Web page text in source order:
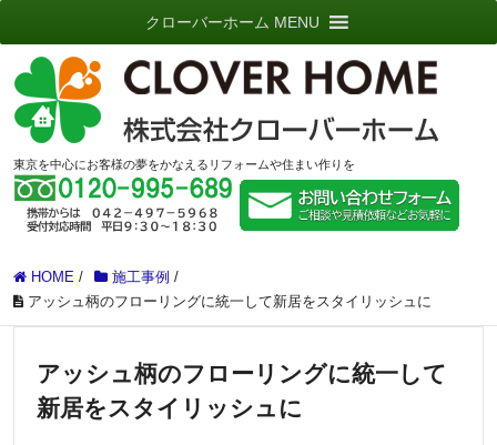
東京を中心にお客様の夢をかなえるリフォームや住まい作りを
クローバーホーム MENU
HOME / 施工事例 /
アッシュ柄のフローリングに統一して新居をスタイリッシュに
アッシュ柄のフローリングに統一して
新居をスタイリッシュに